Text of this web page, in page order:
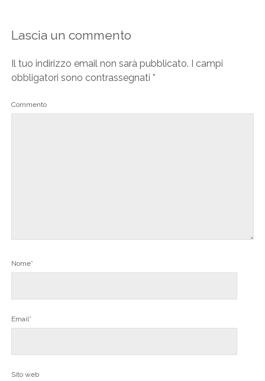
Lascia un commento
Il tuo indirizzo email non sarà pubblicato. I campi
obbligatori sono contrassegnati *
Commento
Nome*
Email*
Sito web